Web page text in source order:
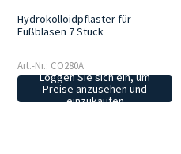
Hydrokolloidpflaster für
Fußblasen 7 Stück
Art.-Nr.: CO280A
Loggen Sie sich ein, um
Preise anzusehen und
einzukaufen